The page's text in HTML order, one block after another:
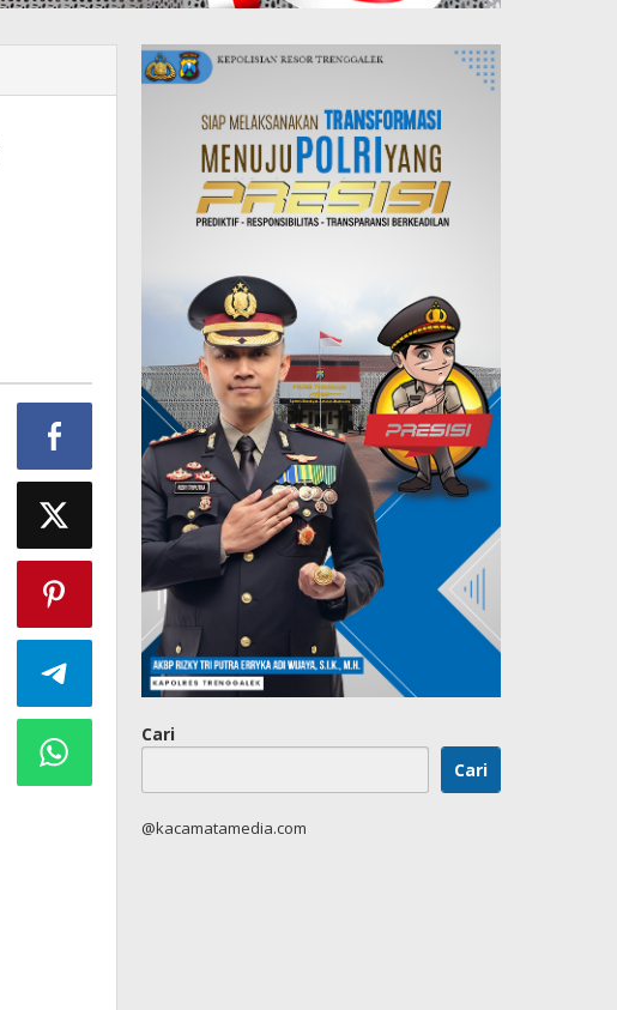
Cari
Cari
@kacamatamedia.com